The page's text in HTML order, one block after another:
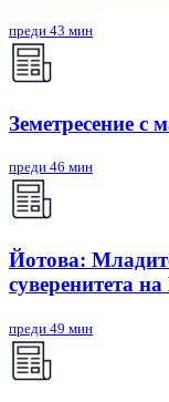
преди 43 мин
Земетресение с
преди 46 мин
Йотова:
суверенитета
преди 49 мин